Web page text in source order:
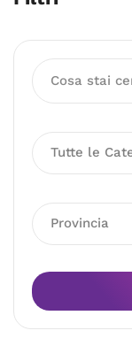
Tutte le
Provincia